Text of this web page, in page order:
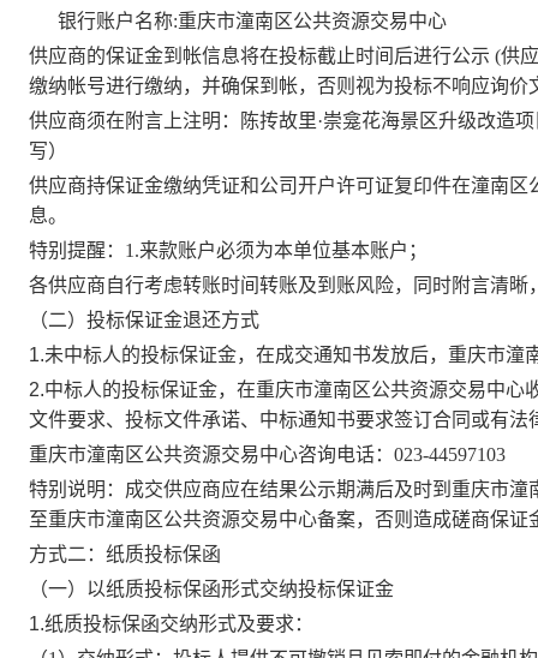
银行账户名称:重庆市潼南区公共资源交易中心
供应商的保证金到帐信息将在投标截止时间后进行公示 (供
缴纳帐号进行缴纳，并确保到帐，否则视为投标不响应询价
供应商须在附言上注明： 陈抟故里·崇龛花海景区升级改造
写）
供应商持保证金缴纳凭证和公司开户许可证复印件在潼南
息。
特别提醒： 1.来款账户必须为本单位基本账户；
各供应商自行考虑转账时间转账及到账风险，同时附言清晰
（二）投标保证金退还方式
1.未中标人的投标保证金，在成交通知书发放后，重庆市
2.中标人的投标保证金，在重庆市潼南区公共资源交易中
文件要求、投标文件承诺、中标通知书要求签订合同或有
重庆市潼南区公共资源交易中心咨询电话： 023-44597103
特别说明： 成交供应商应在结果公示期满后及时到重庆市
至重庆市潼南区公共资源交易中心备案，否则造成磋商保证
方式二：纸质投标保函
（一）以纸质投标保函形式交纳投标保证金
1.纸质投标保函交纳形式及要求：